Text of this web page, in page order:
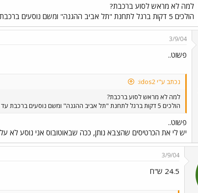
למה לא מראש לסוע ברכבת?
הולכים 5 דקות ברגל לתחנת "תל אביב ההגנה" ומשם נוסעים ברכבת עד לחיפה. ותר מהר, ולדעתי גם יותר זול
3/9/04
פשוט..
נכתב ע"י idos2:
למה לא מראש לסוע ברכבת?
הולכים 5 דקות ברגל לתחנת "תל אביב ההגנה" ומשם נוסעים ברכבת עד לחיפה. ותר מהר, ולדעתי גם יותר זול
פשוט..
יש לי את הכרטיסים שהצבא נותן, ככה שבאוטובוס אני נוסע
3/9/04
24.5 ש"ח